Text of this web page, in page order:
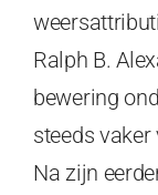
Ralph B.
bewering
steeds
Na zijn